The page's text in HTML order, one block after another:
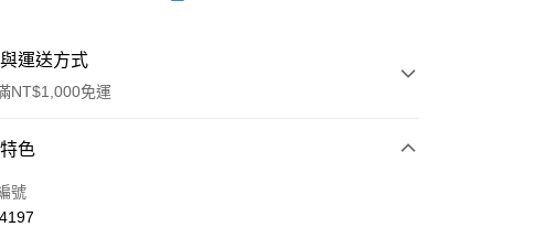
運送方式
NT$1,000免運
方式
一次付款
色
號